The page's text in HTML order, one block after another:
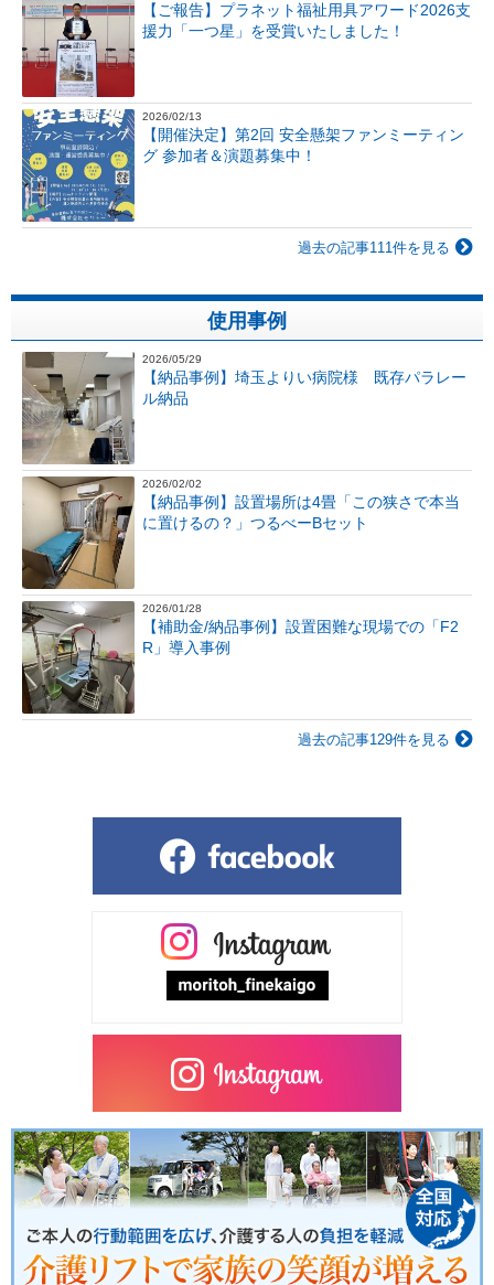
【ご報告】プラネット福祉用具アワード2026支
援力「一つ星」を受賞いたしました！
2026/02/13
【開催決定】第2回 安全懸架ファンミーティン
グ 参加者＆演題募集中！
過去の記事111件を見る
使用事例
2026/05/29
【納品事例】埼玉よりい病院様 既存パラレー
ル納品
2026/02/02
【納品事例】設置場所は4畳「この狭さで本当
に置けるの？」つるべーBセット
2026/01/28
【補助金/納品事例】設置困難な現場での「F2
R」導入事例
過去の記事129件を見る